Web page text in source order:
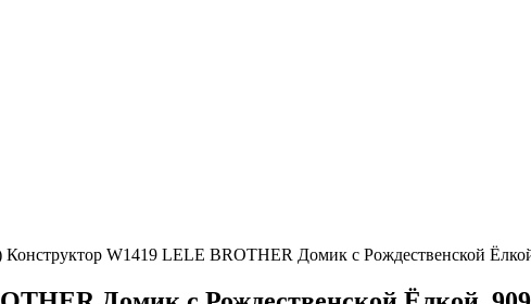
W1419 LELE BROTHER Домик с Рождественской